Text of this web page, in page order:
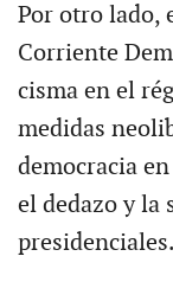
Por otro lado,
Corriente
cisma en el
medidas
democracia
el dedazo y la
presidenciales.